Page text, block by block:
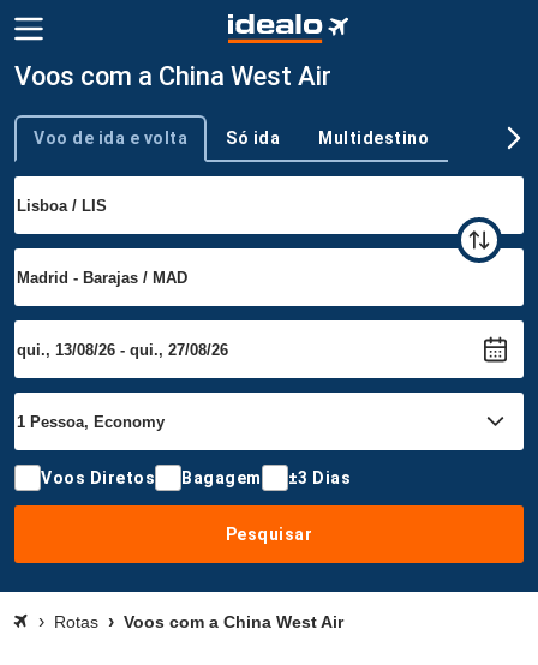
Voos com a China West Air
Tipo de viagem
Voo de ida e volta Só ida Multidestino
Voos Diretos Bagagem ±3 Dias
Pesquisar
Rotas Voos com a China West Air